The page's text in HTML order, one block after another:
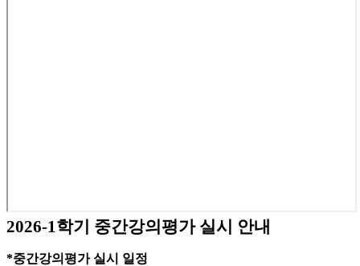
2026-1학기 중간강의평가 실시 안내
*중간강의평가 실시 일정